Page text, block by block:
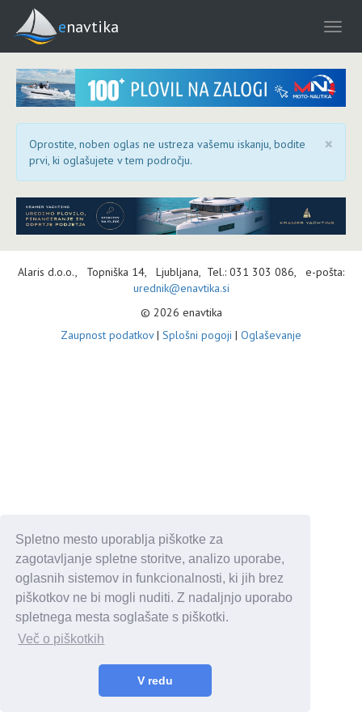
Spletno mesto uporablja piškotke za
zagotavljanje spletne storitve, analizo uporabe,
oglasnih sistemov in funkcionalnosti, ki jih brez
piškotkov ne bi mogli nuditi. Z nadaljnjo uporabo
spletnega mesta soglašate s piškotki.
Več o piškotkih
V redu
enavtika
×
Oprostite, noben oglas ne ustreza vašemu iskanju, bodite
prvi, ki oglašujete v tem področju.
Alaris d.o.o., Topniška 14, Ljubljana, Tel.: 031 303 086, e-pošta:
urednik@enavtika.si
© 2026 enavtika
Zaupnost podatkov| Splošni pogoji | Oglaševanje